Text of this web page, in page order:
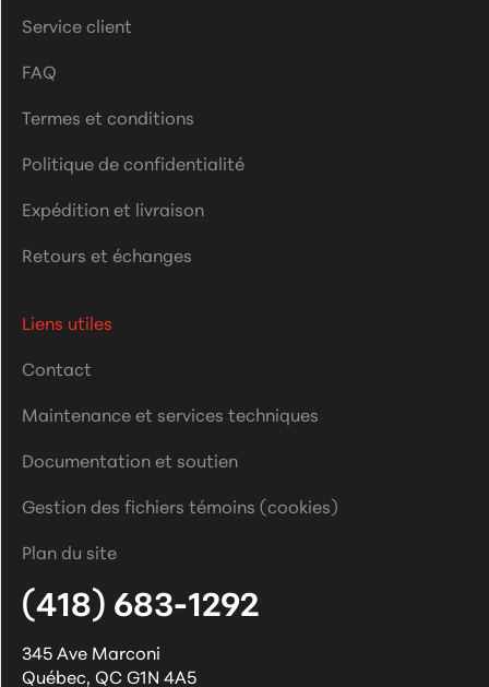
Service client
FAQ
Termes et conditions
Politique de confidentialité
Expédition et livraison
Retours et échanges
Liens utiles
Contact
Maintenance et services techniques
Documentation et soutien
Gestion des fichiers témoins (cookies)
Plan du site
(418) 683-1292
345 Ave Marconi
Québec, QCG1N 4A5